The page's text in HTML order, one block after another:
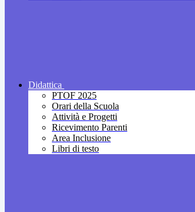
Didattica
PTOF 2025
Orari della Scuola
Attività e Progetti
Ricevimento Parenti
Area Inclusione
Libri di testo